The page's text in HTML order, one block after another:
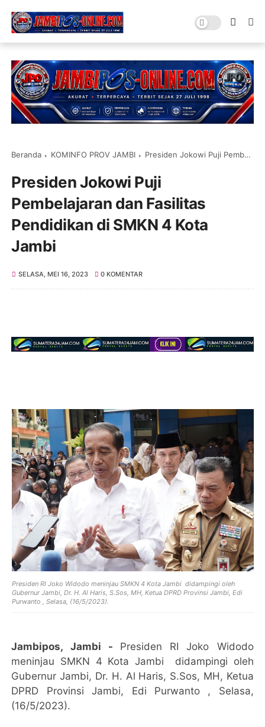
Beranda KOMINFO PROV JAMBI Presiden Jokowi Puji Pembelajaran dan Fasilitas Pendidikan di SMKN 4 Kota Jambi
Presiden Jokowi Puji
Pembelajaran dan Fasilitas
Pendidikan di SMKN 4 Kota
Jambi
SELASA, MEI 16, 2023 0 KOMENTAR
Presiden RI Joko Widodo meninjau SMKN 4 Kota Jambi didampingi oleh
Gubernur Jambi, Dr. H. Al Haris, S.Sos, MH, Ketua DPRD Provinsi Jambi, Edi
Purwanto , Selasa, (16/5/2023).
Jambipos, Jambi - Presiden RI Joko Widodo
meninjau SMKN 4 Kota Jambi didampingi oleh
Gubernur Jambi, Dr. H. Al Haris, S.Sos, MH, Ketua
DPRD Provinsi Jambi, Edi Purwanto , Selasa,
(16/5/2023).